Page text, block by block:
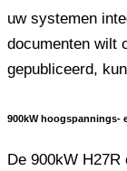
uw systemen
documenten wilt
gepubliceerd,
900kW hoogspannings-
De 900kW